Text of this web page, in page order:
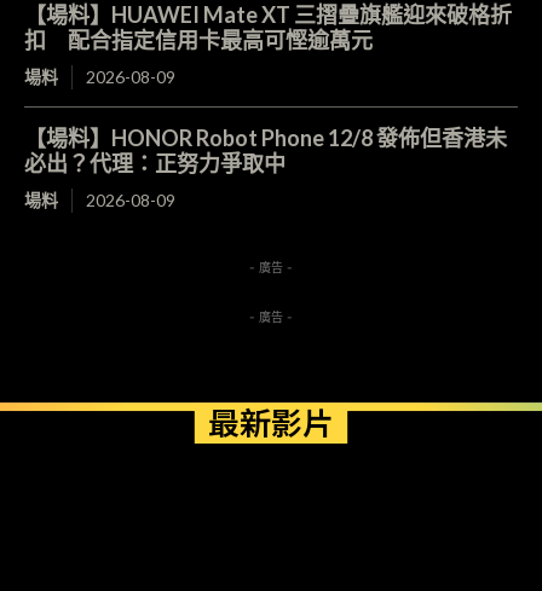
【場料】HUAWEI Mate XT 三摺疊旗艦迎來破格折
扣 配合指定信用卡最高可慳逾萬元
場料 2026-08-09
【場料】HONOR Robot Phone 12/8 發佈但香港未
必出？代理：正努力爭取中
場料 2026-08-09
- 廣告 -
- 廣告 -
最新影片